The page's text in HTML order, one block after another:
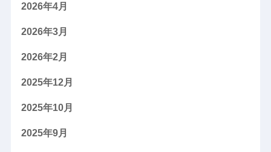
2026年4月
2026年3月
2026年2月
2025年12月
2025年10月
2025年9月